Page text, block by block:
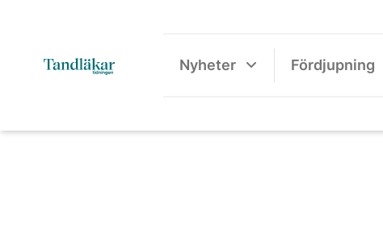
Nyheter Fördjupning